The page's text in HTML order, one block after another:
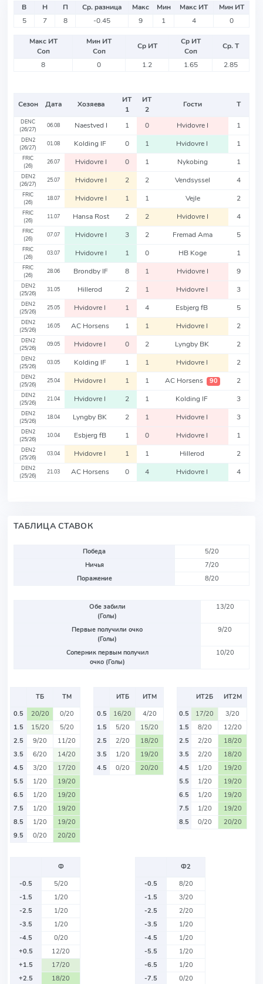
В Н П Ср. разница Макс Мин Макс ИТ
Мин ИТ
5
7 8 -0.45 9 1 4 0
Макс ИТ
Соп
Мин ИТ
Соп
Ср ИТ
Ср ИТ
Соп
Ср. Т
8
0 1.2 1.65 2.85
Сезон Дата Хозяева
ИТ
1
ИТ
2
Гости Т
DENC
(26/27)
06.08 Naestved I 1 0 Hvidovre I 1
DEN2
(26/27)
01.08 Kolding IF 0 1 Hvidovre I 1
FRIC
(26)
26.07 Hvidovre I 0 1 Nykobing 1
DEN2
(26/27)
25.07 Hvidovre I 2 2 Vendsyssel 4
FRIC
(26)
18.07 Hvidovre I 1 1 Vejle 2
FRIC
(26)
11.07 Hansa Rost 2 2 Hvidovre I 4
FRIC
(26)
07.07 Hvidovre I 3 2 Fremad Ama 5
FRIC
(26)
03.07 Hvidovre I 1 0 HB Koge 1
FRIC
(26)
28.06 Brondby IF 8 1 Hvidovre I 9
DEN2
(25/26)
31.05 Hillerod 2 1 Hvidovre I 3
DEN2
(25/26)
25.05 Hvidovre I 1 4 Esbjerg fB 5
DEN2
(25/26)
16.05 AC Horsens 1 1 Hvidovre I 2
DEN2
(25/26)
09.05 Hvidovre I 0 2 Lyngby BK 2
DEN2
(25/26)
03.05 Kolding IF 1 1 Hvidovre I 2
DEN2
(25/26)
25.04 Hvidovre I 1 1 AC Horsens 90 2
DEN2
(25/26)
21.04 Hvidovre I 2 1 Kolding IF 3
DEN2
(25/26)
18.04 Lyngby BK 2 1 Hvidovre I 3
DEN2
(25/26)
10.04 Esbjerg fB 1 0 Hvidovre I 1
DEN2
(25/26)
03.04 Hvidovre I 1 1 Hillerod 2
DEN2
(25/26)
21.03 AC Horsens 0 4 Hvidovre I 4
ТАБЛИЦА СТАВОК
Победа
5/20
Ничья
7/20
Поражение
8/20
Обе забили
(Голы)
13/20
Первые получили очко
(Голы)
9/20
Соперник первым получил
очко (Голы)
10/20
ТБ
ТМ
0.5
20/20
0/20
1.5
15/20
5/20
2.5
9/20
11/20
3.5
6/20
14/20
4.5
3/20
17/20
5.5
1/20
19/20
6.5
1/20
19/20
7.5
1/20
19/20
8.5
1/20
19/20
9.5
0/20 20/20
ИТБ
ИТМ
0.5
16/20
4/20
1.5
5/20
15/20
2.5
2/20
18/20
3.5
1/20
19/20
4.5
0/20 20/20
ИТ2Б
ИТ2М
0.5
17/20
3/20
1.5
8/20
12/20
2.5
2/20
18/20
3.5
2/20
18/20
4.5
1/20
19/20
5.5
1/20
19/20
6.5
1/20
19/20
7.5
1/20
19/20
8.5
0/20 20/20
Ф
-0.5
5/20
-1.5
1/20
-2.5
1/20
-3.5
1/20
-4.5
0/20
+0.5
12/20
+1.5
17/20
+2.5
18/20
Ф2
-0.5
8/20
-1.5
3/20
-2.5
2/20
-3.5
1/20
-4.5
1/20
-5.5
1/20
-6.5
1/20
-7.5
0/20